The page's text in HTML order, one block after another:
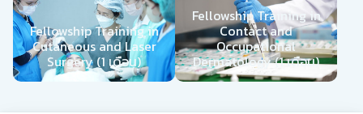
Fellowship Training in
Cutaneous and Laser
Surgery (1 เดือน)
Fellowship Training in
Contact and
Occupational
Dermatology (1 เดือน)